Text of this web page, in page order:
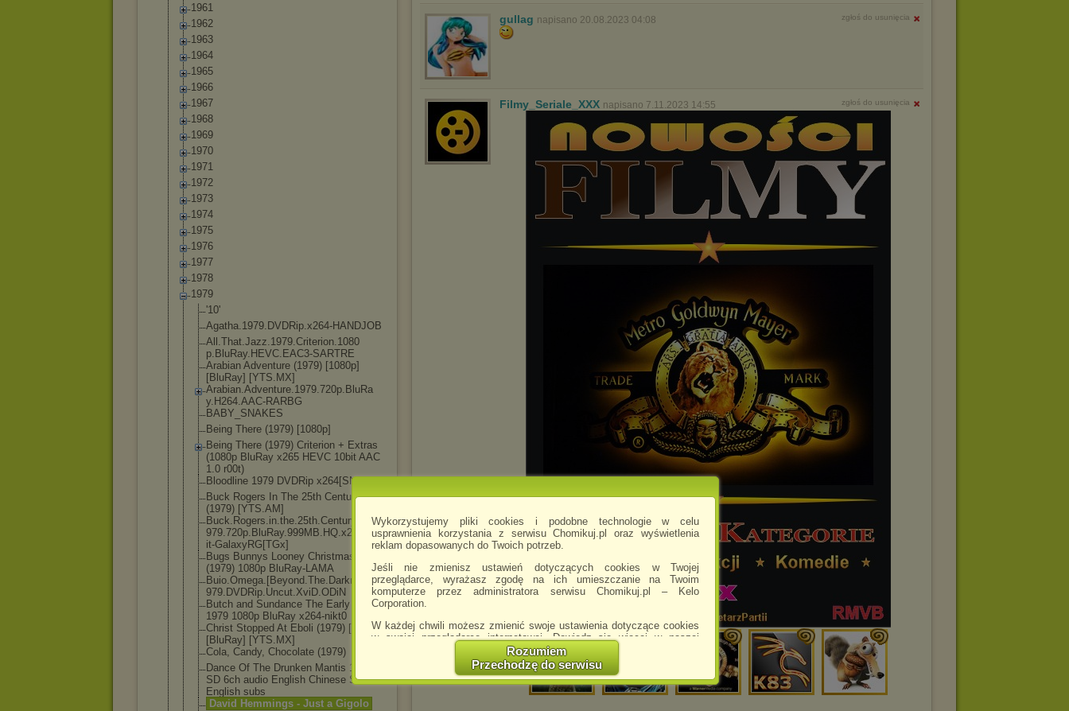
Wykorzystujemy pliki cookies i podobne technologie w celu
usprawnienia korzystania z serwisu Chomikuj.pl oraz wyświetlenia
reklam dopasowanych do Twoich potrzeb.
Jeśli nie zmienisz ustawień dotyczących cookies w Twojej
przeglądarce, wyrażasz zgodę na ich umieszczanie na Twoim
komputerze przez administratora serwisu Chomikuj.pl – Kelo
Corporation.
W każdej chwili możesz zmienić swoje ustawienia dotyczące cookies
w swojej przeglądarce internetowej. Dowiedz się więcej w naszej
http://chomikuj.pl/PolitykaPrywatnosci.aspx
Jednocześnie informujemy że zmiana ustawień przeglądarki może
spowodować ograniczenie korzystania ze strony Chomikuj.pl.
Rozumiem
Przechodzę do serwisu
1961
1962
1963
1964
1965
1966
1967
1968
1969
1970
1971
1972
1973
1974
1975
1976
1977
1978
1979
'10'
Agatha.1979.DVDRip.x264-HANDJOB
All.That.Jazz.1979.Criterion.1080
p.BluRay.HEVC.EAC3-SARTRE
Arabian Adventure (1979) [1080p]
[BluRay] [YTS.MX]
Arabian.Adventure.1979.720p.BluRa
y.H264.AAC-RARBG
BABY_SNAKES
Being There (1979) [1080p]
Being There (1979) Criterion + Extras
(1080p BluRay x265 HEVC 10bit AAC
1.0 r00t)
Bloodline 1979 DVDRip x264[SN]
Buck Rogers In The 25th Century
(1979) [YTS.AM]
Buck.Rogers.in.the.25th.Century.1
979.720p.Bl uRay.999MB. HQ.x265.10b
it-GalaxyRG [TGx]
Bugs Bunnys Looney Christmas Tales
(1979) 1080p BluRay-LAMA
Buio.Omega. [Beyond.The.Darkness]1
979.DVDRip.Uncut.XviD.ODiN
Butch and Sundance The Early Days
1979 1080p BluRay x264-nikt0
Christ Stopped At Eboli (1979) [1080p]
[BluRay] [YTS.MX]
Cola, Candy, Chocolate (1979)
Dance Of The Drunken Mantis 1979
SD 6ch audio English Chinese SC
English subs
David Hemmings - Just a Gigolo
gullag napisano 20.08.2023 04:08 zgłoś do usunięcia
Filmy_Seriale_XXX napisano 7.11.2023 14:55 zgłoś do usunięcia